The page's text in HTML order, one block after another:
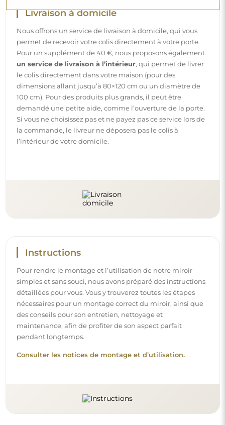
Livraison à domicile
Nous offrons un service de livraison à domicile, qui vous
permet de recevoir votre colis directement à votre porte.
Pour un supplément de 40 €, nous proposons également
un service de livraison à l’intérieur, qui permet de livrer
le colis directement dans votre maison (pour des
dimensions allant jusqu’à 80×120 cm ou un diamètre de
100 cm). Pour des produits plus grands, il peut être
demandé une petite aide, comme l’ouverture de la porte.
Si vous ne choisissez pas et ne payez pas ce service lors de
la commande, le livreur ne déposera pas le colis à
l’intérieur de votre domicile.
Instructions
Pour rendre le montage et l’utilisation de notre miroir
simples et sans souci, nous avons préparé des instructions
détaillées pour vous. Vous y trouverez toutes les étapes
nécessaires pour un montage correct du miroir, ainsi que
des conseils pour son entretien, nettoyage et
maintenance, afin de profiter de son aspect parfait
pendant longtemps.
Consulter les notices de montage et d’utilisation.